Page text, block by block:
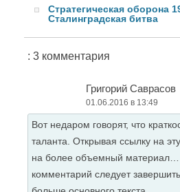
Стратегическая оборона
Сталинградская битва
: 3 комментария
Григорий Саврасов
01.06.2016 в 13:49
Вот недаром говорят, что
таланта. Открывая ссылку на
на более объемный материал…
комментарий следует